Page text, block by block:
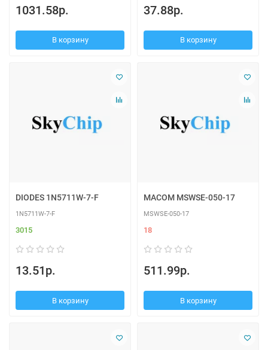
1031.58р.
В корзину
37.88р.
В корзину
DIODES 1N5711W-7-F
1N5711W-7-F
3015
13.51р.
В корзину
MACOM MSWSE-050-17
MSWSE-050-17
18
511.99р.
В корзину